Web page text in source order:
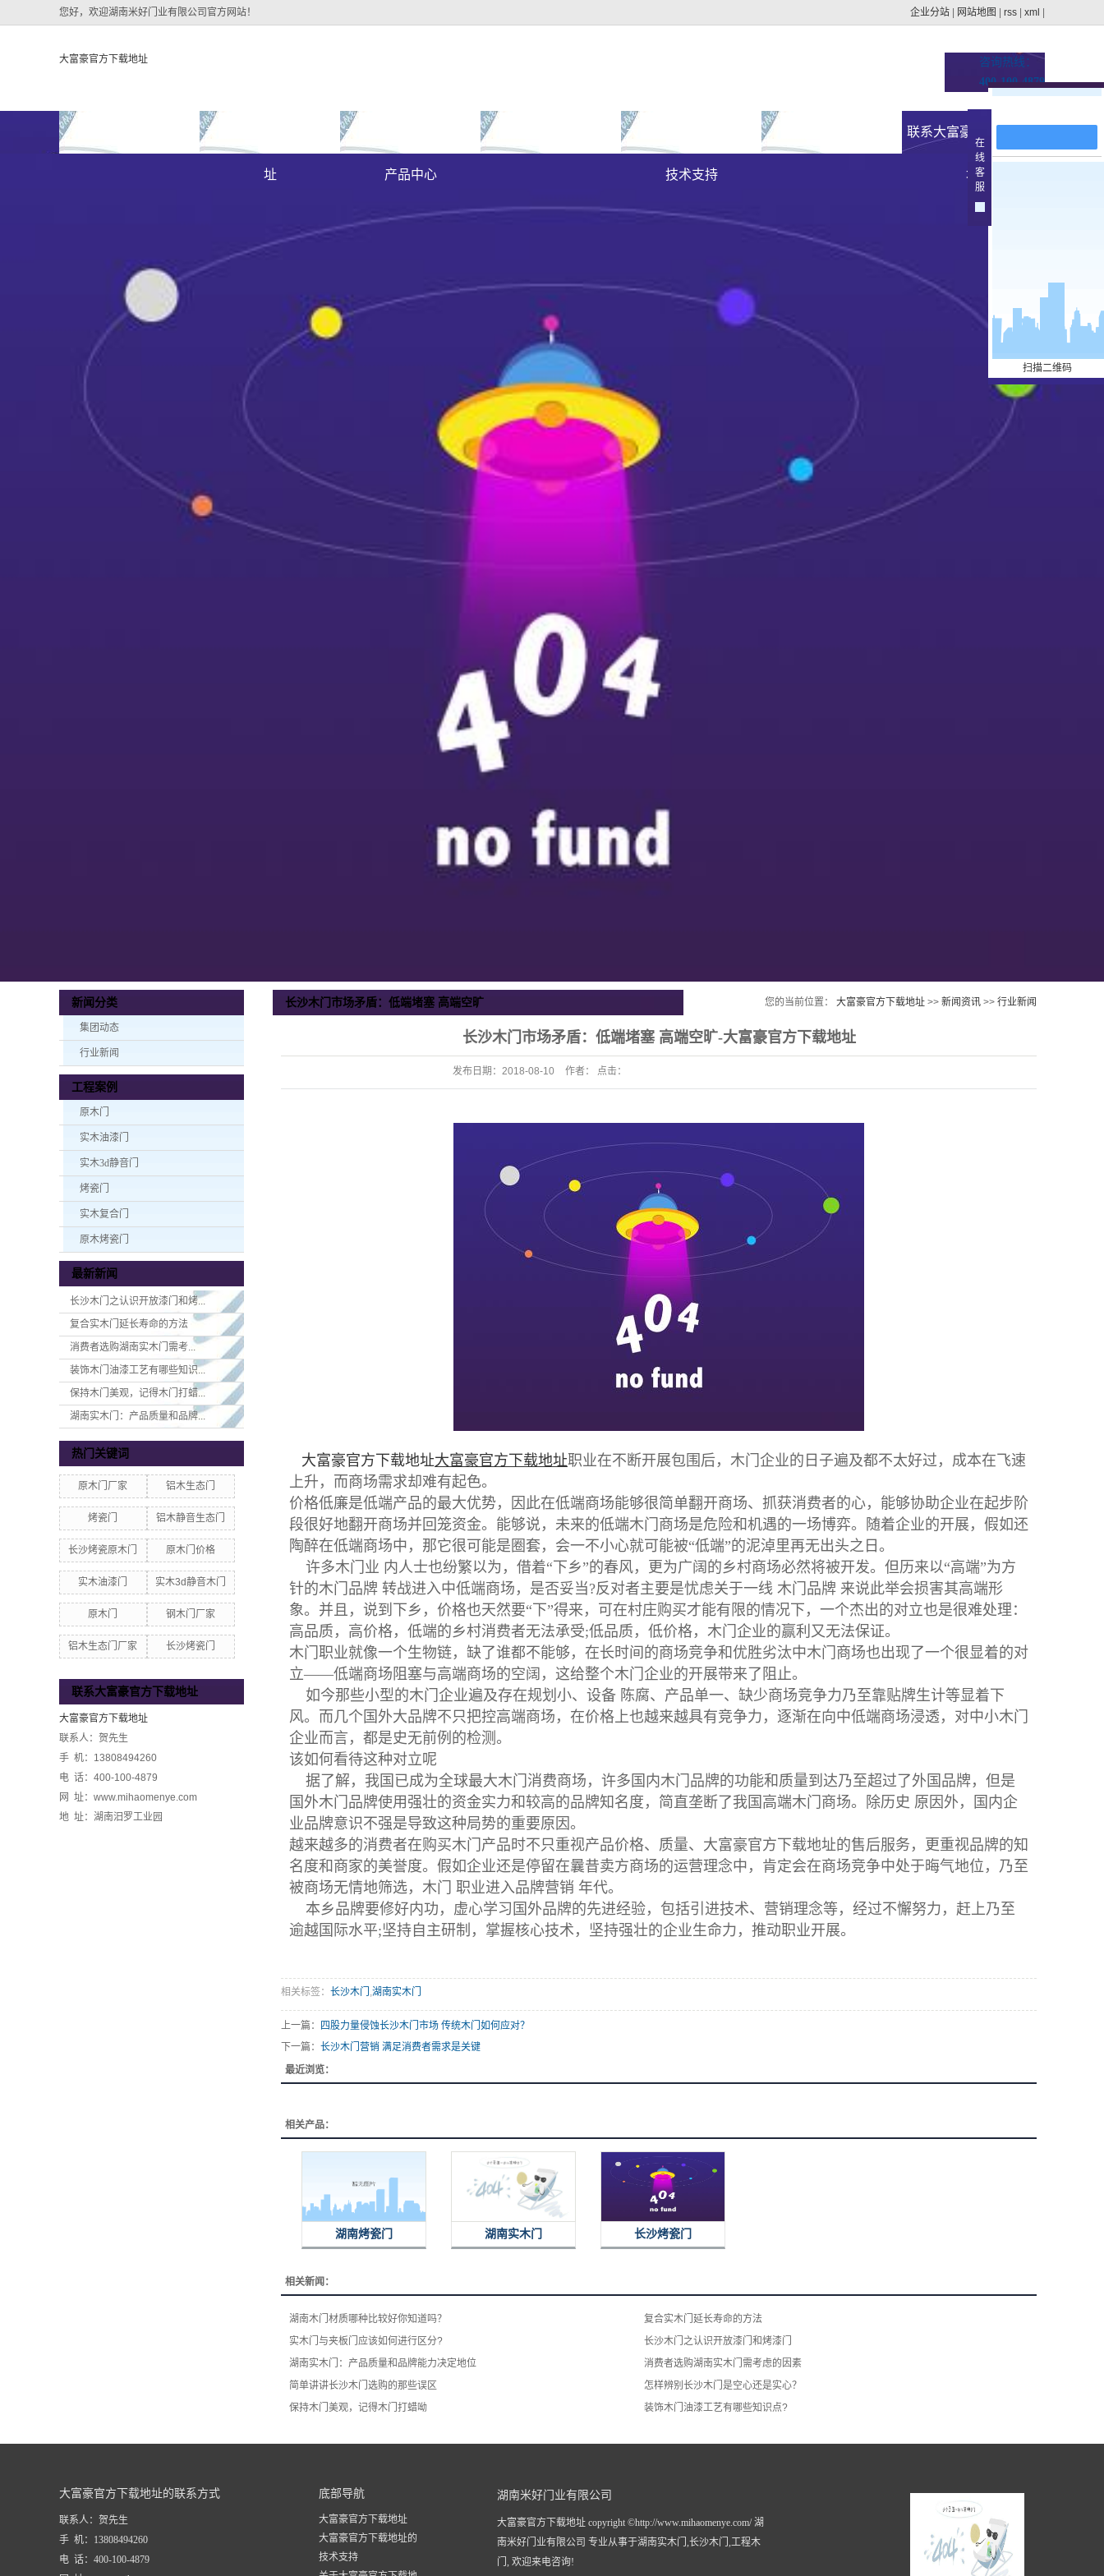
您好，欢迎湖南米好门业有限公司官方网站！ 企业分站 网站地图 rss xml
大富豪官方下载地址
咨询热线：
400-100-4879
关于大富豪官方下载地
址
大富豪官方下载地址的
大富豪官方下载地址的
产品中心
原木门
实木复合门
大富豪官方下载地址的
技术支持
联系大富豪官方下载地
址
新闻分类
集团动态
行业新闻
工程案例
原木门
实木油漆门
实木3d静音门
烤瓷门
实木复合门
原木烤瓷门
最新新闻
长沙木门之认识开放漆门和烤...
复合实木门延长寿命的方法
消费者选购湖南实木门​需考...
装饰木门油漆工艺有哪些知识...
保持木门美观，记得木门打蜡...
湖南实木门：产品质量和品牌...
热门关键词
原木门厂家 铝木生态门
烤瓷门 铝木静音生态门
长沙烤瓷原木门 原木门价格
实木油漆门 实木3d静音木门
原木门 钢木门厂家
铝木生态门厂家 长沙烤瓷门
联系大富豪官方下载地址
大富豪官方下载地址
联系人：贺先生
手 机：13808494260
电 话：400-100-4879
网 址：www.mihaomenye.com
地 址：湖南汨罗工业园
长沙木门市场矛盾：低端堵塞 高端空旷 您的当前位置： 大富豪官方下载地址 >> 新闻资讯 >> 行业新闻
长沙木门市场矛盾：低端堵塞 高端空旷-大富豪官方下载地址
发布日期： 2018-08-10 作者： 点击：
大富豪官方下载地址大富豪官方下载地址职业在不断开展包围后，木门企业的日子遍及都不太好过，成本在飞速
上升，而商场需求却难有起色。
价格低廉是低端产品的最大优势，因此在低端商场能够很简单翻开商场、抓获消费者的心，能够协助企业在起步阶
段很好地翻开商场并回笼资金。能够说，未来的低端木门商场是危险和机遇的一场博弈。随着企业的开展，假如还
陶醉在低端商场中，那它很可能是圈套，会一不小心就可能被“低端”的泥淖里再无出头之日。
许多木门业 内人士也纷繁以为，借着“下乡”的春风，更为广阔的乡村商场必然将被开发。但历来以“高端”为方
针的木门品牌 转战进入中低端商场，是否妥当?反对者主要是忧虑关于一线 木门品牌 来说此举会损害其高端形
象。并且，说到下乡，价格也天然要“下”得来，可在村庄购买才能有限的情况下，一个杰出的对立也是很难处理：
高品质，高价格，低端的乡村消费者无法承受;低品质，低价格，木门企业的赢利又无法保证。
木门职业就像一个生物链，缺了谁都不能够，在长时间的商场竞争和优胜劣汰中木门商场也出现了一个很显着的对
立——低端商场阻塞与高端商场的空阔，这给整个木门企业的开展带来了阻止。
如今那些小型的木门企业遍及存在规划小、设备 陈腐、产品单一、缺少商场竞争力乃至靠贴牌生计等显着下
风。而几个国外大品牌不只把控高端商场，在价格上也越来越具有竞争力，逐渐在向中低端商场浸透，对中小木门
企业而言，都是史无前例的检测。
该如何看待这种对立呢
据了解，我国已成为全球最大木门消费商场，许多国内木门品牌的功能和质量到达乃至超过了外国品牌，但是
国外木门品牌使用强壮的资金实力和较高的品牌知名度，简直垄断了我国高端木门商场。除历史 原因外，国内企
业品牌意识不强是导致这种局势的重要原因。
越来越多的消费者在购买木门产品时不只重视产品价格、质量、大富豪官方下载地址的售后服务，更重视品牌的知
名度和商家的美誉度。假如企业还是停留在曩昔卖方商场的运营理念中，肯定会在商场竞争中处于晦气地位，乃至
被商场无情地筛选，木门 职业进入品牌营销 年代。
本乡品牌要修好内功，虚心学习国外品牌的先进经验，包括引进技术、营销理念等，经过不懈努力，赶上乃至
逾越国际水平;坚持自主研制，掌握核心技术，坚持强壮的企业生命力，推动职业开展。
相关标签： 长沙木门 ,湖南实木门
上一篇：
四股力量侵蚀长沙木门市场 传统木门如何应对？
下一篇： 长沙木门营销 满足消费者需求是关键
最近浏览：
相关产品：
湖南烤瓷门 湖南实木门 长沙烤瓷门
相关新闻：
湖南木门材质哪种比较好你知道吗？
复合实木门延长寿命的方法
实木门与夹板门应该如何进行区分?
长沙木门之认识开放漆门和烤漆门
湖南实木门：产品质量和品牌能力决定地位
消费者选购湖南实木门​需考虑的因素
简单讲讲长沙木门选购的那些误区
怎样辨别长沙木门是空心还是实心？
保持木门美观，记得木门打蜡呦
装饰木门油漆工艺有哪些知识点?
大富豪官方下载地址的联系方式
联系人：贺先生
手 机：13808494260
电 话：400-100-4879
底部导航
大富豪官方下载地址
大富豪官方下载地址的
技术支持
湖南米好门业有限公司
大富豪官方下载地址 copyright ©http://www.mihaomenye.com/ 湖
南米好门业有限公司 专业从事于湖南实木门 ,长沙木门 ,工程木
门 , 欢迎来电咨询!
在
线
客
服
扫描二维码